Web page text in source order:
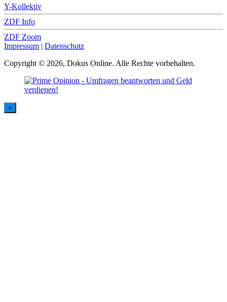
Y-Kollektiv
ZDF Info
ZDF Zoom
Impressum | Datenschutz
Copyright © 2026, Dokus Online. Alle Rechte vorbehalten.
×